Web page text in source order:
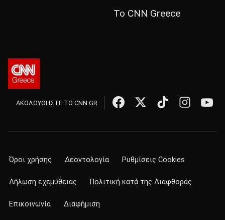
Το CNN Greece
ΑΚΟΛΟΥΘΗΣΤΕ ΤΟ CNN.GR
Όροι χρήσης Δεοντολογία Ρυθμίσεις Cookies
Δήλωση εχεμύθειας Πολιτική κατά της Διαφθοράς
Επικοινωνία Διαφήμιση